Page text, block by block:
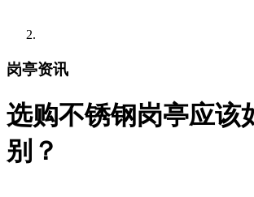
岗亭资讯
选购不锈钢岗亭应该
别？